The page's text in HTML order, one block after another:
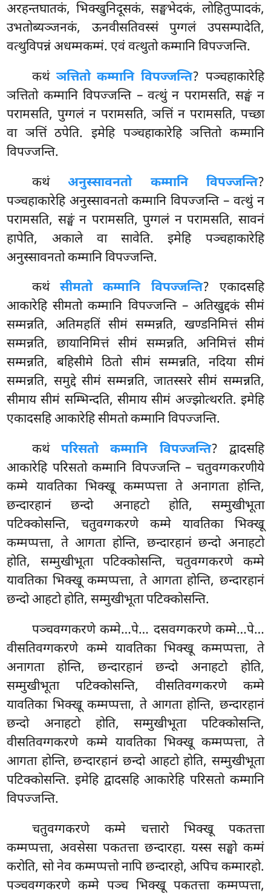
अरहन्तघातकं, भिक्खुनिदूसकं, सङ्घभेदकं, लोहितुप्पादकं,
उभतोब्यञ्जनकं, ऊनवीसतिवस्सं पुग्गलं उपसम्पादेति,
वत्थुविपन्नं अधम्मकम्मं. एवं वत्थुतो कम्मानि विपज्जन्ति.
कथं ञत्तितो कम्मानि विपज्जन्ति? पञ्चहाकारेहि
ञत्तितो कम्मानि विपज्जन्ति – वत्थुं न परामसति, सङ्घं न
परामसति, पुग्गलं न परामसति, ञत्तिं न परामसति, पच्छा
वा ञत्तिं ठपेति. इमेहि पञ्चहाकारेहि ञत्तितो कम्मानि
विपज्जन्ति.
कथंअनुस्सावनतो कम्मानि विपज्जन्ति?
पञ्चहाकारेहि अनुस्सावनतो कम्मानि विपज्जन्ति – वत्थुं न
परामसति, सङ्घं न परामसति, पुग्गलं न परामसति, सावनं
हापेति, अकाले वा सावेति. इमेहि पञ्चहाकारेहि
अनुस्सावनतो कम्मानि विपज्जन्ति.
कथंसीमतो कम्मानि विपज्जन्ति? एकादसहि
आकारेहि सीमतो कम्मानि विपज्जन्ति – अतिखुद्दकं सीमं
सम्मन्नति, अतिमहतिं सीमं सम्मन्नति, खण्डनिमित्तं सीमं
सम्मन्नति, छायानिमित्तं सीमं सम्मन्नति, अनिमित्तं सीमं
सम्मन्नति, बहिसीमे ठितो सीमं सम्मन्नति, नदिया सीमं
सम्मन्नति, समुद्दे सीमं सम्मन्नति, जातस्सरे सीमं सम्मन्नति,
सीमाय सीमं सम्भिन्दति, सीमाय सीमं अज्झोत्थरति. इमेहि
एकादसहि आकारेहि सीमतो कम्मानि विपज्जन्ति.
कथंपरिसतो कम्मानि विपज्जन्ति? द्वादसहि
आकारेहि परिसतो कम्मानि विपज्जन्ति – चतुवग्गकरणीये
कम्मे यावतिका भिक्खू कम्मप्पत्ता ते अनागता होन्ति,
छन्दारहानं छन्दो अनाहटो होति, सम्मुखीभूता
पटिक्कोसन्ति, चतुवग्गकरणे कम्मे यावतिका भिक्खू
कम्मप्पत्ता, ते आगता होन्ति, छन्दारहानं छन्दो अनाहटो
होति, सम्मुखीभूता पटिक्कोसन्ति, चतुवग्गकरणे कम्मे
यावतिका भिक्खू कम्मप्पत्ता, ते आगता होन्ति, छन्दारहानं
छन्दो आहटो होति, सम्मुखीभूता पटिक्कोसन्ति.
पञ्चवग्गकरणे कम्मे…पे… दसवग्गकरणे कम्मे…पे…
वीसतिवग्गकरणे कम्मे यावतिका भिक्खू कम्मप्पत्ता, ते
अनागता होन्ति, छन्दारहानं छन्दो अनाहटो होति,
सम्मुखीभूता पटिक्कोसन्ति, वीसतिवग्गकरणे कम्मे
यावतिका भिक्खू कम्मप्पत्ता, ते आगता होन्ति, छन्दारहानं
छन्दो अनाहटो होति, सम्मुखीभूता पटिक्कोसन्ति,
वीसतिवग्गकरणे कम्मे यावतिका भिक्खू कम्मप्पत्ता, ते
आगता होन्ति, छन्दारहानं छन्दो आहटो होति, सम्मुखीभूता
पटिक्कोसन्ति. इमेहि द्वादसहि आकारेहि परिसतो कम्मानि
विपज्जन्ति.
चतुवग्गकरणे कम्मे चत्तारो भिक्खू पकतत्ता
कम्मप्पत्ता, अवसेसा पकतत्ता छन्दारहा. यस्स सङ्घो कम्मं
करोति, सो नेव कम्मप्पत्तो नापि छन्दारहो, अपिच कम्मारहो.
पञ्चवग्गकरणे कम्मे पञ्च भिक्खू पकतत्ता कम्मप्पत्ता,